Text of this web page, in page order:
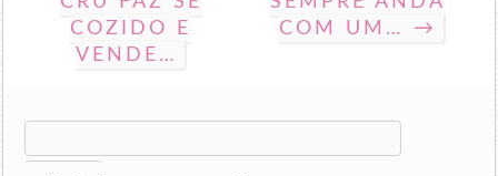
COZIDO E
VENDE…
COM UM… →
Search
for: